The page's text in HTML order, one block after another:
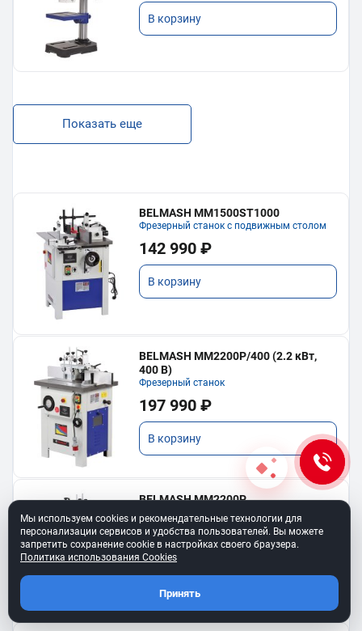
В корзину
Показать еще
BELMASH MM1500ST1000
Фрезерный станок с подвижным столом
142 990 ₽
В корзину
BELMASH MM2200P/400 (2.2 кВт,
400 В)
Фрезерный станок
197 990 ₽
В корзину
BELMASH MM2200P
197 990 ₽
Мы используем cookies и рекомендательные технологии для
персонализации сервисов и удобства пользователей. Вы можете
запретить сохранение cookie в настройках своего браузера.
Политика использования Cookies
Принять